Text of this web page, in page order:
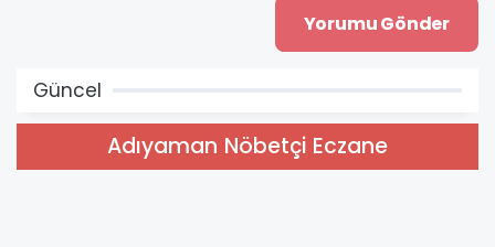
Güncel
Adıyaman Nöbetçi Eczane